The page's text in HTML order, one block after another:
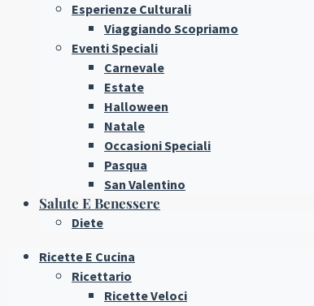
Esperienze Culturali
Viaggiando Scopriamo
Eventi Speciali
Carnevale
Estate
Halloween
Natale
Occasioni Speciali
Pasqua
San Valentino
Salute E Benessere
Diete
Ricette E Cucina
Ricettario
Ricette Veloci